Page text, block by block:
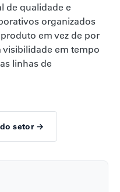
de qualidade e
organizados
em vez de por
em tempo
linhas de
setor →